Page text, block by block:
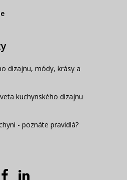
dizajnu, módy, krásy a
kuchynského dizajnu
- poznáte pravidlá?